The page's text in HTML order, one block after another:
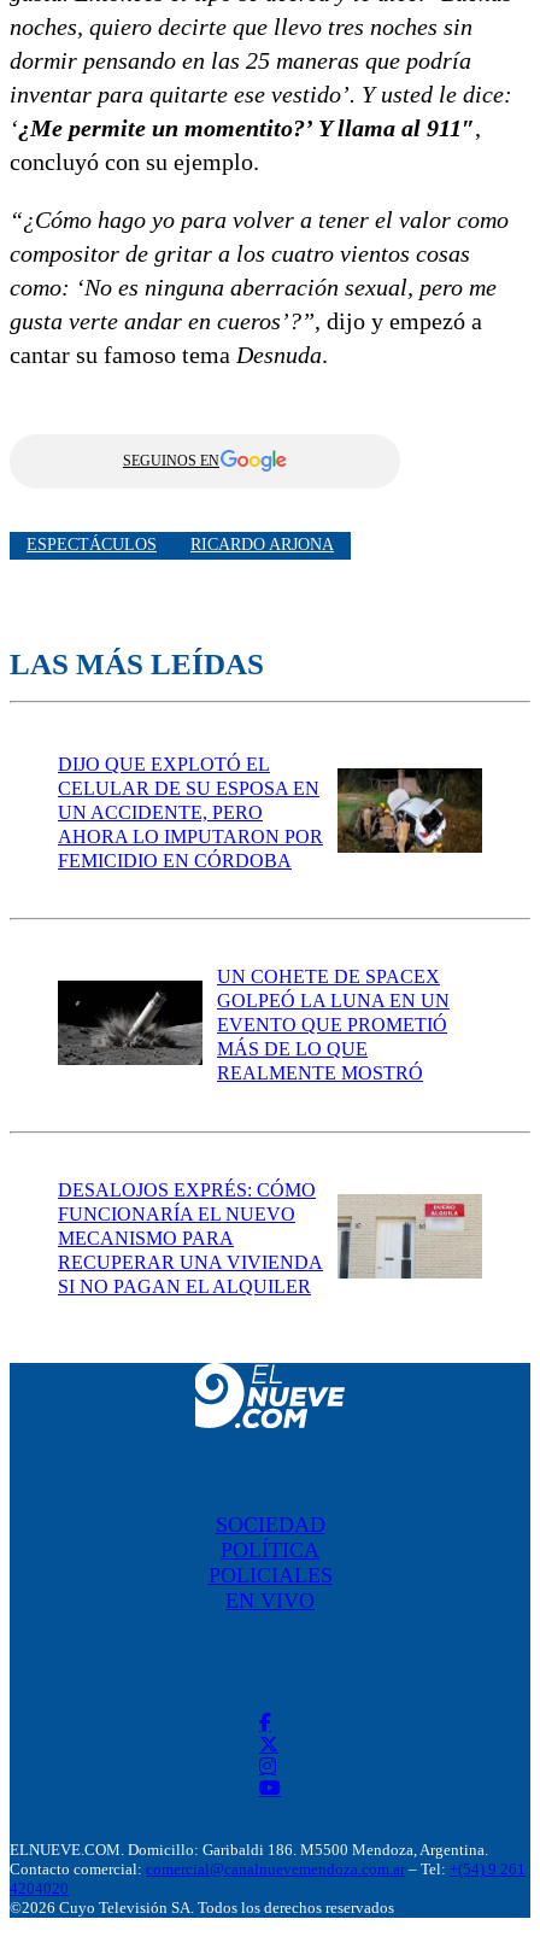
noches, quiero decirte que llevo tres noches sin
dormir pensando en las 25 maneras que podría
inventar para quitarte ese vestido’. Y usted le dice:
‘¿Me permite un momentito?’ Y llama al 911″,
concluyó con su ejemplo.
“¿Cómo hago yo para volver a tener el valor como
compositor de gritar a los cuatro vientos cosas
como: ‘No es ninguna aberración sexual, pero me
gusta verte andar en cueros’?”, dijo y empezó a
cantar su famoso tema Desnuda.
SEGUINOS EN
ESPECTÁCULOS RICARDO ARJONA
LAS MÁS LEÍDAS
DIJO QUE EXPLOTÓ EL
CELULAR DE SU ESPOSA EN
UN ACCIDENTE, PERO
AHORA LO IMPUTARON POR
FEMICIDIO EN CÓRDOBA
UN COHETE DE SPACEX
GOLPEÓ LA LUNA EN UN
EVENTO QUE PROMETIÓ
MÁS DE LO QUE
REALMENTE MOSTRÓ
DESALOJOS EXPRÉS: CÓMO
FUNCIONARÍA EL NUEVO
MECANISMO PARA
RECUPERAR UNA VIVIENDA
SI NO PAGAN EL ALQUILER
SOCIEDAD
POLÍTICA
POLICIALES
EN VIVO
ELNUEVE.COM. Domicillo: Garibaldi 186. M5500 Mendoza, Argentina.
Contacto comercial: comercial@canalnuevemendoza.com.ar – Tel: +(54) 9 261
4204020
©2026 Cuyo Televisión SA. Todos los derechos reservados